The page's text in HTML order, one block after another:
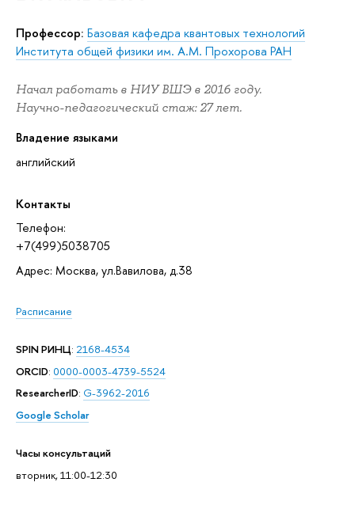
Профессор: Базовая кафедра квантовых технологий
Института общей физики им. А.М. Прохорова РАН
Начал работать в НИУ ВШЭ в 2016 году.
Научно-педагогический стаж: 27 лет.
Владение языками
английский
Контакты
Телефон:
+7(499)5038705
Адрес: Москва, ул.Вавилова, д.38
Расписание
SPIN РИНЦ: 2168-4534
ORCID: 0000-0003-4739-5524
ResearcherID: G-3962-2016
Google Scholar
Часы консультаций
вторник, 11:00-12:30